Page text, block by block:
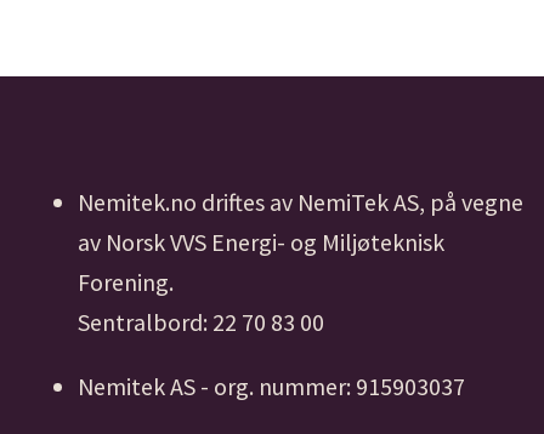
Nemitek.no driftes av NemiTek AS, på vegne
av Norsk VVS Energi- og Miljøteknisk
Forening.
Sentralbord: 22 70 83 00
Nemitek AS - org. nummer: 915903037